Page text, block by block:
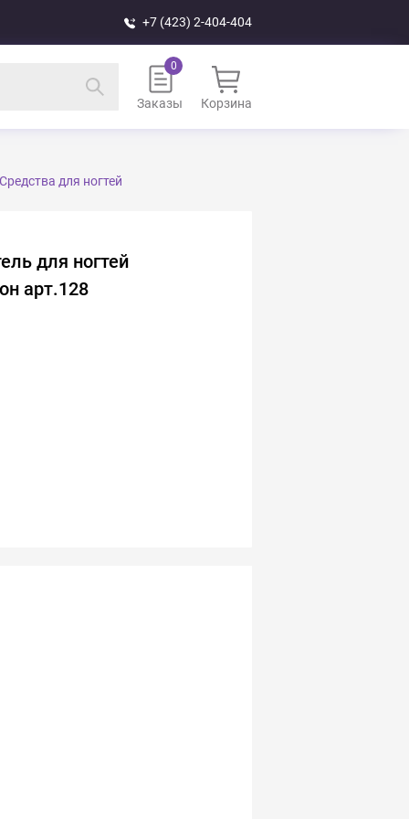
+7 (423) 2-404-404
Заказы Корзина
Средства для ногтей
для ногтей
арт.128